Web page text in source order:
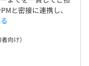
と密接に連携し、
向け）